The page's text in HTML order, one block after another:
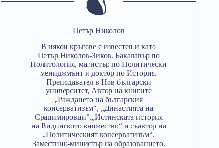
Петър Николов
В някои кръгове е известен и като
Петър Николов-Зиков. Бакалавър по
Политология, магистър по Политически
мениджмънт и доктор по История.
Преподавател в Нов български
университет, Автор на книгите
„Раждането на българския
консерватизъм“, „Династията на
Срацимировци“,„Истинската история
на Видинското княжество“ и съавтор на
„Политическият консерватизъм“.
Заместник-министър на образованието.